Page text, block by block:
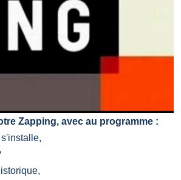
Zapping, avec au programme :